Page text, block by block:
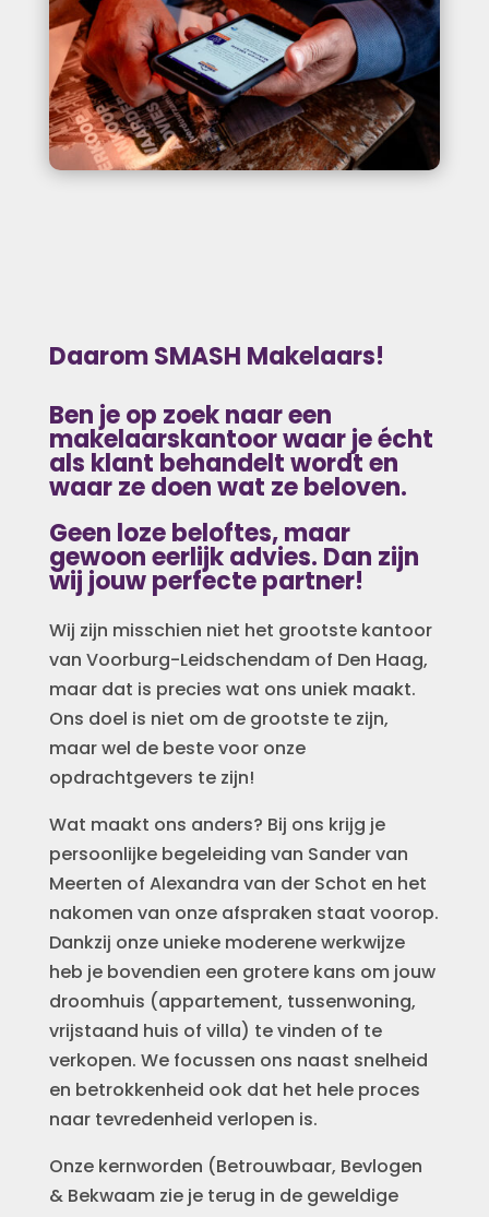
Daarom SMASH Makelaars!
Ben je op zoek naareen
makelaarskantoor waar je écht
als klant behandelt wordt en
waar ze doen wat ze beloven.
Geen loze beloftes, maar
gewoon eerlijk advies. Dan zijn
wij jouw perfecte partner!
Wij zijn misschien niet het grootste kantoor
van Voorburg-Leidschendam of Den Haag,
maar dat is precies wat ons uniek maakt.
Ons doel is niet om de grootste te zijn,
maar wel de beste voor onze
opdrachtgevers te zijn!
Wat maakt ons anders? Bij ons krijg je
persoonlijke begeleiding van Sander van
Meerten of Alexandra van der Schot en het
nakomen van onze afspraken staat voorop.
Dankzij onze unieke moderene werkwijze
heb je bovendien een grotere kans om jouw
droomhuis (appartement, tussenwoning,
vrijstaand huis of villa) te vinden of te
verkopen. We focussen ons naast snelheid
en betrokkenheid ook dat het hele proces
naar tevredenheid verlopen is.
Onze kernworden (Betrouwbaar, Bevlogen
& Bekwaam zie je terug in de geweldige